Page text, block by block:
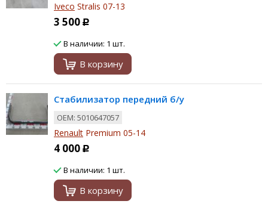
Iveco Stralis 07-13
3 500 Р
В наличии: 1 шт.
В корзину
Стабилизатор передний б/у
ОЕМ: 5010647057
Renault Premium 05-14
4 000 Р
В наличии: 1 шт.
В корзину